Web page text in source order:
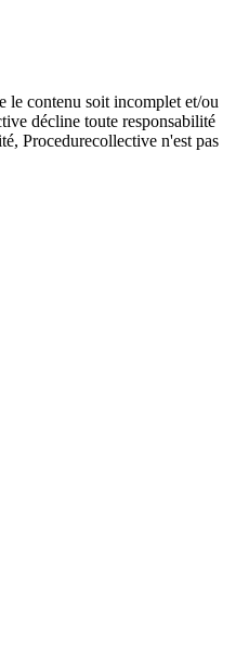
le contenu soit incomplet et/ou
décline toute responsabilité
Procedurecollective n'est pas